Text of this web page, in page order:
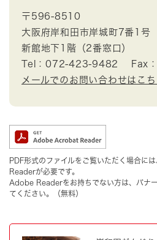
〒596-8510
大阪府岸和田市岸城町7番1号
新館地下1階（2番窓口）
Tel：072-423-9482
Fax
メールでのお問い合わせはこ
PDF形式のファイルをご覧いただく場合に
Readerが必要です。
Adobe Readerをお持ちでない方は、バナ
てください。（無料）